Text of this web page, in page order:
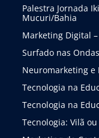
Palestra Jornada
Mucuri/Bahia
Marketing Digital
Surfado nas
Neuromarketing e
Tecnologia na
Tecnologia na
Tecnologia: Vilã